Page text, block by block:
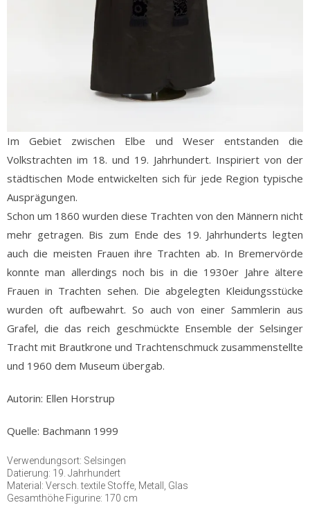
Im Gebiet zwischen Elbe und Weser entstanden die
Volkstrachten im 18. und 19. Jahrhundert. Inspiriert von der
städtischen Mode entwickelten sich für jede Region typische
Ausprägungen.
Schon um 1860 wurden diese Trachten von den Männern nicht
mehr getragen. Bis zum Ende des 19. Jahrhunderts legten
auch die meisten Frauen ihre Trachten ab. In Bremervörde
konnte man allerdings noch bis in die 1930er Jahre ältere
Frauen in Trachten sehen. Die abgelegten Kleidungsstücke
wurden oft aufbewahrt. So auch von einer Sammlerin aus
Grafel, die das reich geschmückte Ensemble der Selsinger
Tracht mit Brautkrone und Trachtenschmuck zusammenstellte
und 1960 dem Museum übergab.
Autorin: Ellen Horstrup
Quelle: Bachmann 1999
Verwendungsort: Selsingen
Datierung: 19. Jahrhundert
Material: Versch. textile Stoffe, Metall, Glas
Gesamthöhe Figurine: 170 cm